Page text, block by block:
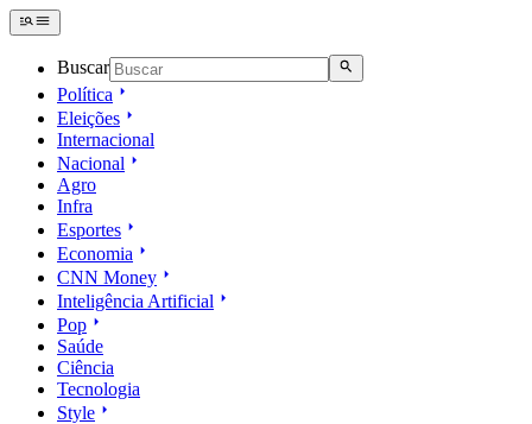
Buscar
Política
Eleições
Internacional
Nacional
Agro
Infra
Esportes
Economia
CNN Money
Inteligência Artificial
Pop
Saúde
Ciência
Tecnologia
Style